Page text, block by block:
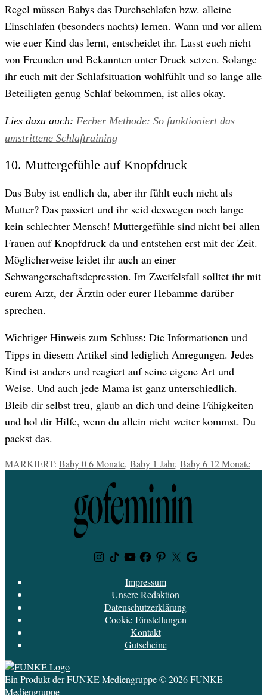
Regel müssen Babys das Durchschlafen bzw. alleine
Einschlafen (besonders nachts) lernen. Wann und vor allem
wie euer Kind das lernt, entscheidet ihr. Lasst euch nicht
von Freunden und Bekannten unter Druck setzen. Solange
ihr euch mit der Schlafsituation wohlfühlt und so lange alle
Beteiligten genug Schlaf bekommen, ist alles okay.
Lies dazu auch: Ferber Methode: So funktioniert das
umstrittene Schlaftraining
10. Muttergefühle auf Knopfdruck
Das Baby ist endlich da, aber ihr fühlt euch nicht als
Mutter? Das passiert und ihr seid deswegen noch lange
kein schlechter Mensch! Muttergefühle sind nicht bei allen
Frauen auf Knopfdruck da und entstehen erst mit der Zeit.
Möglicherweise leidet ihr auch an einer
Schwangerschaftsdepression. Im Zweifelsfall solltet ihr mit
eurem Arzt, der Ärztin oder eurer Hebamme darüber
sprechen.
Wichtiger Hinweis zum Schluss: Die Informationen und
Tipps in diesem Artikel sind lediglich Anregungen. Jedes
Kind ist anders und reagiert auf seine eigene Art und
Weise. Und auch jede Mama ist ganz unterschiedlich.
Bleib dir selbst treu, glaub an dich und deine Fähigkeiten
und hol dir Hilfe, wenn du allein nicht weiter kommst. Du
packst das.
MARKIERT: Baby 0 6 Monate, Baby 1 Jahr, Baby 6 12 Monate
Instagram
TikTokYoutubeFacebook
PinterestTwitterGoogle
Impressum
Unsere Redaktion
Datenschutzerklärung
Cookie-Einstellungen
Kontakt
Gutscheine
Ein Produkt derFUNKE Mediengruppe© 2026 FUNKE
Mediengruppe